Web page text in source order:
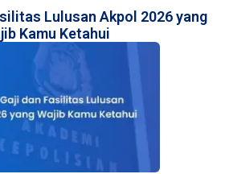
Lulusan Akpol 2026 yang
Kamu Ketahui